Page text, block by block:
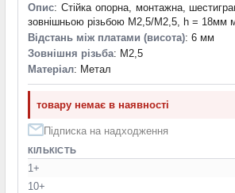
Опис: Стійка опорна, монтажна,
зовнішньою різьбою M2,5/M2,5, h = 18мм
Відстань між платами (висота): 6 мм
Зовнішня різьба: M2,5
Матеріал: Метал
товару немає в наявності
Підписка на надходження
КІЛЬКІСТЬ
1+
10+